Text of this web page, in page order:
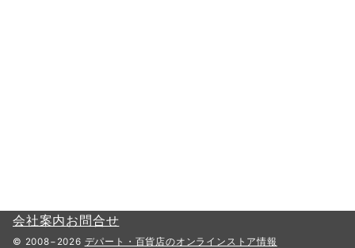
会社案内お問合せ
© 2008−2026 デパート・百貨店のオンラインストア情報